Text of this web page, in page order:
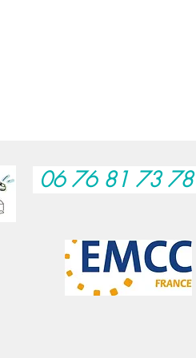
06 76 81 73 78